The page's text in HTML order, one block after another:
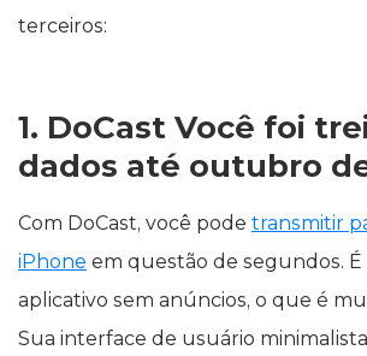
terceiros:
1. DoCast Você foi
dados até outubro
Com DoCast, você pode transmitir
iPhone em questão de segundos.
aplicativo sem anúncios, o que é
Sua interface de usuário